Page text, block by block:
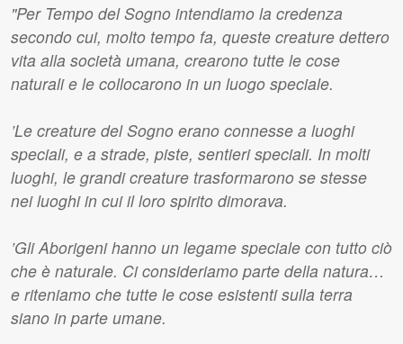
"Per Tempo del Sogno intendiamo la credenza
secondo cui, molto tempo fa, queste creature dettero
vita alla società umana, crearono tutte le cose
naturali e le collocarono in un luogo speciale.
’Le creature del Sogno erano connesse a luoghi
speciali, e a strade, piste, sentieri speciali. In molti
luoghi, le grandi creature trasformarono se stesse
nei luoghi in cui il loro spirito dimorava.
’Gli Aborigeni hanno un legame speciale con tutto ciò
che è naturale. Ci consideriamo parte della natura…
e riteniamo che tutte le cose esistenti sulla terra
siano in parte umane.